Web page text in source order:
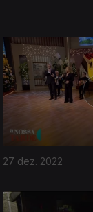
27 dez. 2022